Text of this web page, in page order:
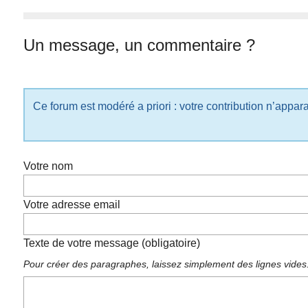
Un message, un commentaire ?
Ce forum est modéré a priori : votre contribution
Votre nom
Votre adresse email
Texte de votre message (obligatoire)
Pour créer des paragraphes, laissez simplement des lignes vides.